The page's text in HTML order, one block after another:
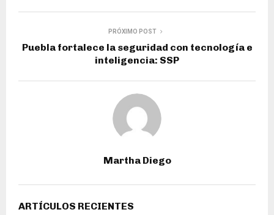
PRÓXIMO POST
Puebla fortalece la seguridad con tecnología e
inteligencia: SSP
Martha Diego
ARTÍCULOS RECIENTES